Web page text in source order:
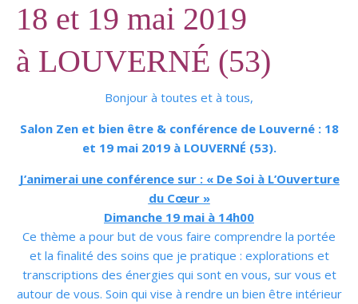
18 et 19 mai 2019
à LOUVERNÉ (53)
Bonjour à toutes et à tous,
Salon Zen et bien être & conférence de Louverné : 18
et 19 mai 2019 à LOUVERNÉ (53).
J’animerai une conférence sur : « De Soi à L’Ouverture
du Cœur »
Dimanche 19 mai à 14h00
Ce thème a pour but de vous faire comprendre la portée
et la finalité des soins que je pratique : explorations et
transcriptions des énergies qui sont en vous, sur vous et
autour de vous. Soin qui vise à rendre un bien être intérieur